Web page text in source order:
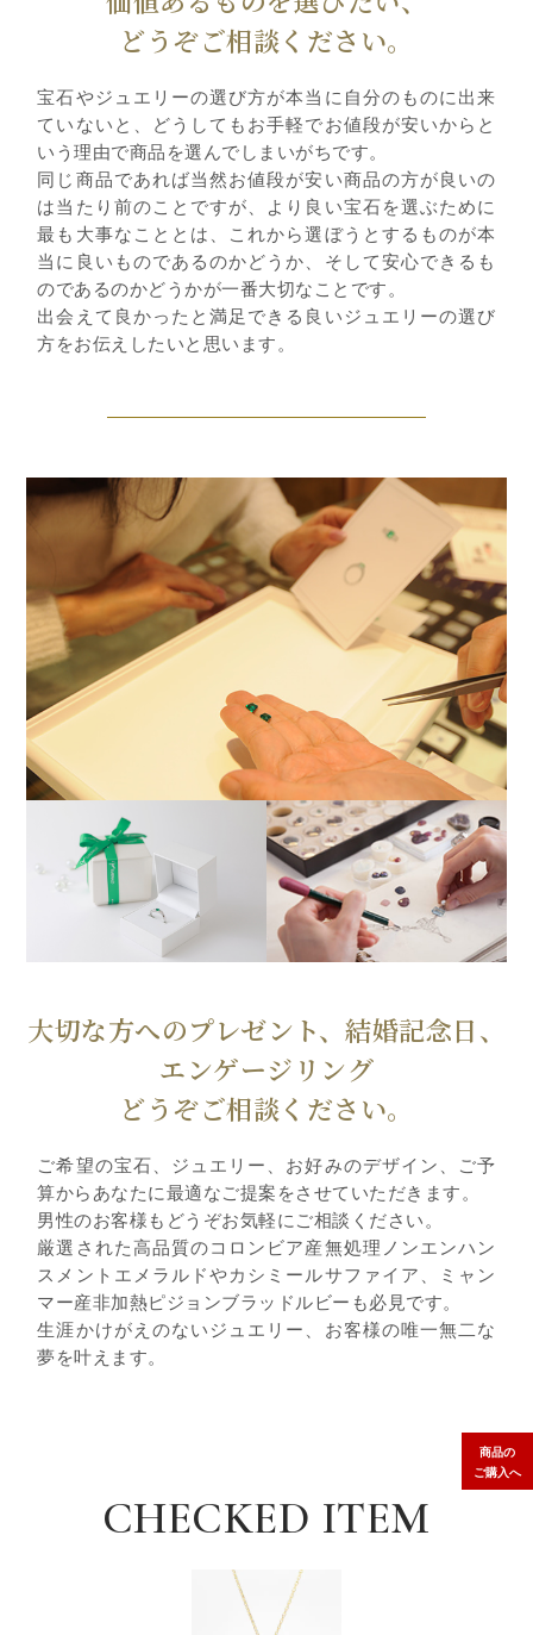
どうぞご相談ください。
宝石やジュエリーの選び方が本当に自分のものに出来
ていないと、どうしてもお手軽でお値段が安いからと
いう理由で商品を選んでしまいがちです。
同じ商品であれば当然お値段が安い商品の方が良いの
は当たり前のことですが、より良い宝石を選ぶために
最も大事なこととは、これから選ぼうとするものが本
当に良いものであるのかどうか、そして安心できるも
のであるのかどうかが一番大切なことです。
出会えて良かったと満足できる良いジュエリーの選び
方をお伝えしたいと思います。
大切な方へのプレゼント、結婚記念日、
エンゲージリング
どうぞご相談ください。
ご希望の宝石、ジュエリー、お好みのデザイン、ご予
算からあなたに最適なご提案をさせていただきます。
男性のお客様もどうぞお気軽にご相談ください。
厳選された高品質のコロンビア産無処理ノンエンハン
スメントエメラルドやカシミールサファイア、ミャン
マー産非加熱ピジョンブラッドルビーも必見です。
生涯かけがえのないジュエリー、お客様の唯一無二な
夢を叶えます。
商品の
ご購入へ
CHECKED ITEM